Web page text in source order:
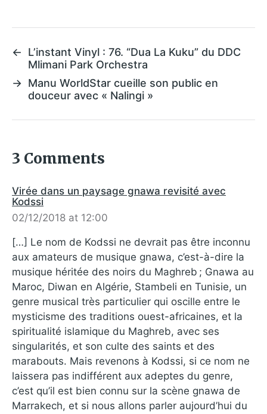
←
L’instant Vinyl : 76. “Dua La Kuku” du DDC
Mlimani Park Orchestra
→ Manu WorldStar cueille son public en
douceur avec « Nalingi »
3 Comments
Virée dans un paysage gnawa revisité avec
Kodssi
02/12/2018 at 12:00
[…] Le nom de Kodssi ne devrait pas être inconnu
aux amateurs de musique gnawa, c’est-à-dire la
musique héritée des noirs du Maghreb ; Gnawa au
Maroc, Diwan en Algérie, Stambeli en Tunisie, un
genre musical très particulier qui oscille entre le
mysticisme des traditions ouest-africaines, et la
spiritualité islamique du Maghreb, avec ses
singularités, et son culte des saints et des
marabouts. Mais revenons à Kodssi, si ce nom ne
laissera pas indifférent aux adeptes du genre,
c’est qu’il est bien connu sur la scène gnawa de
Marrakech, et si nous allons parler aujourd’hui du